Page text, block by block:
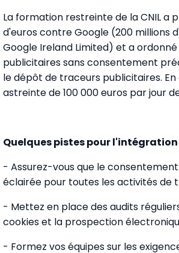
La formation restreinte de la CNIL a
d'euros contre Google (200 millions
Google Ireland Limited) et a
publicitaires sans consentement
le dépôt de traceurs publicitaires.
astreinte de 100 000 euros par jour
Quelques pistes pour
- Assurez-vous que le
éclairée pour toutes les activités de
- Mettez en place des audits
cookies et la prospection
- Formez vos équipes sur les